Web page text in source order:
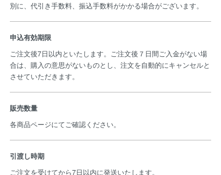
別に、代引き手数料、振込手数料がかかる場合がございます。
申込有効期限
ご注文後7日以内といたします。ご注文後７日間ご入金がない場
合は、購入の意思がないものとし、注文を自動的にキャンセルと
させていただきます。
販売数量
各商品ページにてご確認ください。
引渡し時期
ご注文を受けてから7日以内に発送いたします。